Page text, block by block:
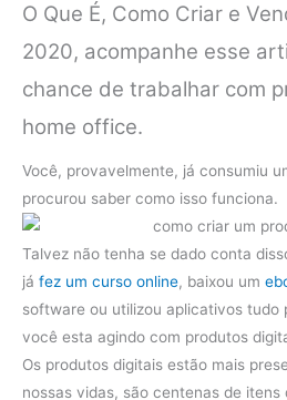
O Que É, Como Criar e
2020, acompanhe esse
chance de trabalhar com
home office.
Você, provavelmente, já consumiu
procurou saber como isso funciona.
Talvez não tenha se dado conta
já fez um curso online, baixou um
software ou utilizou aplicativos tudo
você esta agindo com produtos
Os produtos digitais estão mais
nossas vidas, são centenas de itens